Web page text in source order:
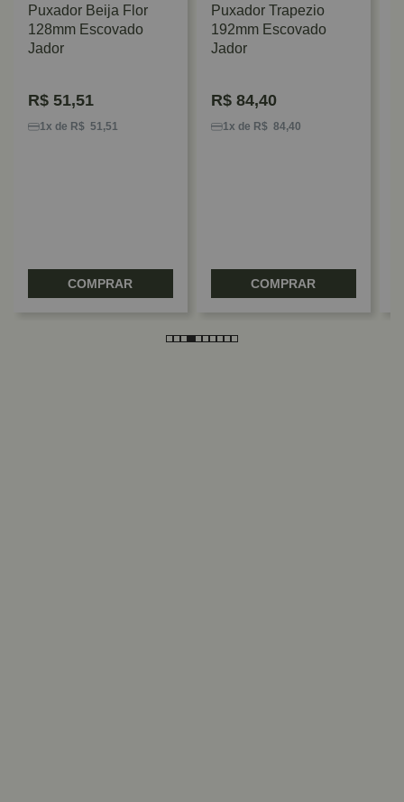
Puxador Beija Flor
128mm Escovado
Jador
R$ 51,51
1x de R$ 51,51
COMPRAR
Puxador Trapezio
192mm Escovado
Jador
R$ 84,40
1x de R$ 84,40
COMPRAR